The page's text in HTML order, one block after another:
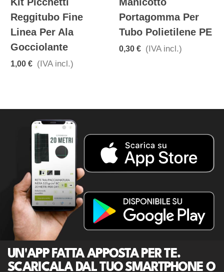
Reggitubo Fine
Linea Per Ala
Gocciolante
1,00 € (IVA incl.)
Portagomma Per
Tubo Polietilene PE
0,30 € (IVA incl.)
UN'APP FATTA APPOSTA PER TE.
SCARICALA DAL TUO SMARTPHONE O